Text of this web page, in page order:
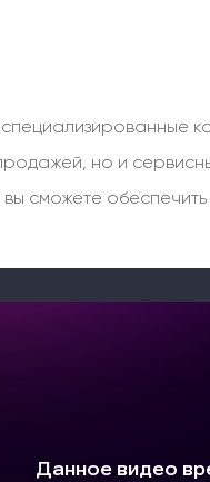
но и
сможете